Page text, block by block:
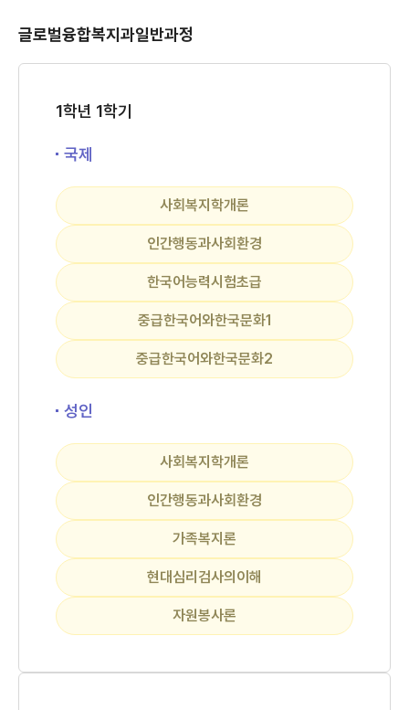
글로벌융합복지과일반과정
1학년 1학기
국제
사회복지학개론
인간행동과사회환경
한국어능력시험초급
중급한국어와한국문화1
중급한국어와한국문화2
성인
사회복지학개론
인간행동과사회환경
가족복지론
현대심리검사의이해
자원봉사론